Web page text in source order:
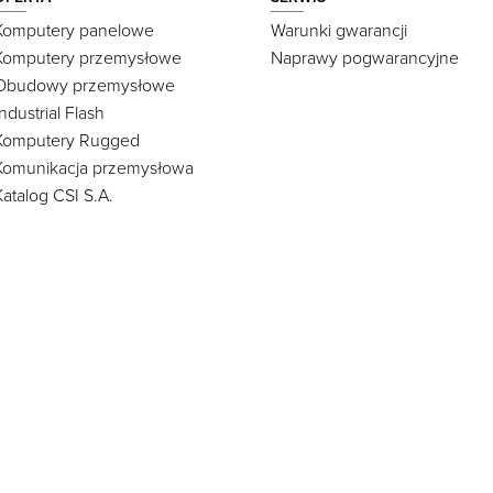
panelowe
przemysłowe
przemysłowe
Flash
Rugged
przemysłowa
CSI S.A.
Warunki gwarancji
Naprawy pogwarancyjne